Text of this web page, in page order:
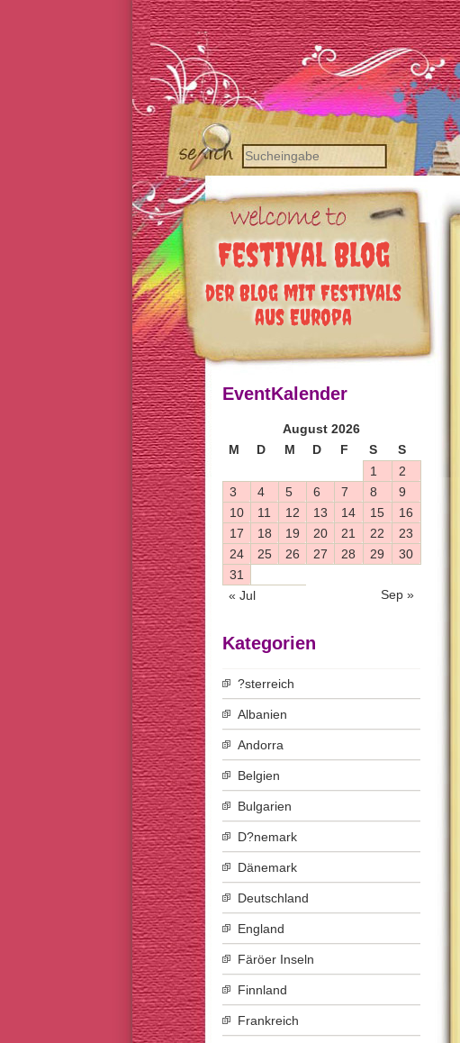
Festival Blog
der Blog mit Festivals
aus Europa
EventKalender
August 2026
M
D M D F S S
« Jul Sep »
1
2
3
4 5 6 7 8
9
10
11 12 13 14 15
16
17
18 19 20 21 22
23
24
25 26 27 28 29
30
31
Kategorien
?sterreich
Albanien
Andorra
Belgien
Bulgarien
D?nemark
Dänemark
Deutschland
England
Färöer Inseln
Finnland
Frankreich